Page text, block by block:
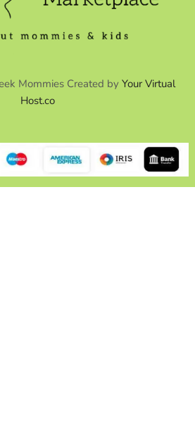
Mommies Created by Your Virtual
Host.co